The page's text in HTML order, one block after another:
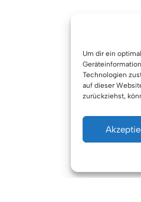
Um dir ein
Technologien
auf dieser
zurückziehst,